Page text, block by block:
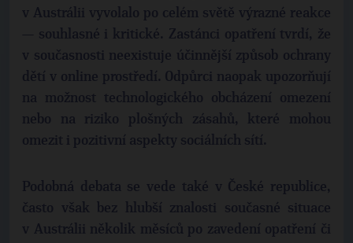
v Austrálii vyvolalo po celém světě výrazné reakce
— souhlasné i kritické. Zastánci opatření tvrdí, že
v současnosti neexistuje účinnější způsob ochrany
dětí v online prostředí. Odpůrci naopak upozorňují
na možnost technologického obcházení omezení
nebo na riziko plošných zásahů, které mohou
omezit i pozitivní aspekty sociálních sítí.
Podobná debata se vede také v České republice,
často však bez hlubší znalosti současné situace
v Austrálii několik měsíců po zavedení opatření či